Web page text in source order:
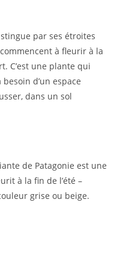
par ses étroites
à fleurir à la
C’est une plante qui
d’un espace
dans un sol
de Patagonie est une
à la fin de l’été –
grise ou beige.